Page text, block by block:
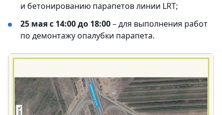
и бетонированию парапетов линии LRT;
25 мая с 14:00 до 18:00– для выполнения работ
по демонтажу опалубки парапета.